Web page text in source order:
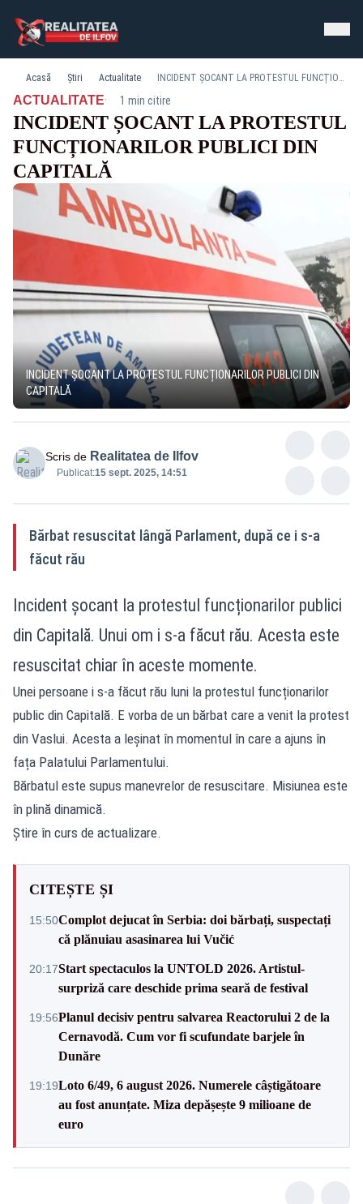
Acasă Știri Actualitate INCIDENT ȘOCANT LA PROTESTUL FUNCȚIONARILOR PUBLICI DIN CAPITALĂ
ACTUALITATE· 1 min citire
INCIDENT ȘOCANT LA PROTESTUL
FUNCȚIONARILOR PUBLICI DIN
CAPITALĂ
INCIDENT ȘOCANT LA PROTESTUL FUNCȚIONARILOR PUBLICI DIN
CAPITALĂ
Scris de Realitatea de Ilfov
Publicat:15 sept. 2025, 14:51
Bărbat resuscitat lângă Parlament, după ce i s-a
făcut rău
Incident șocant la protestul funcționarilor publici
din Capitală. Unui om i s-a făcut rău. Acesta este
resuscitat chiar în aceste momente.
Unei persoane i s-a făcut rău luni la protestul funcționarilor
public din Capitală. E vorba de un bărbat care a venit la protest
din Vaslui. Acesta a leșinat în momentul în care a ajuns în
fața Palatului Parlamentului.
Bărbatul este supus manevrelor de resuscitare. Misiunea este
în plină dinamică.
Știre în curs de actualizare.
CITEȘTE ȘI
15:50Complot dejucat în Serbia: doi bărbați, suspectați
că plănuiau asasinarea lui Vučić
20:17Start spectaculos la UNTOLD 2026. Artistul-
surpriză care deschide prima seară de festival
19:56Planul decisiv pentru salvarea Reactorului 2 de la
Cernavodă. Cum vor fi scufundate barjele în
Dunăre
19:19Loto 6/49, 6 august 2026. Numerele câștigătoare
au fost anunțate. Miza depășește 9 milioane de
euro